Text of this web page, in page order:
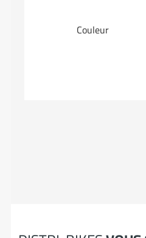
Couleur